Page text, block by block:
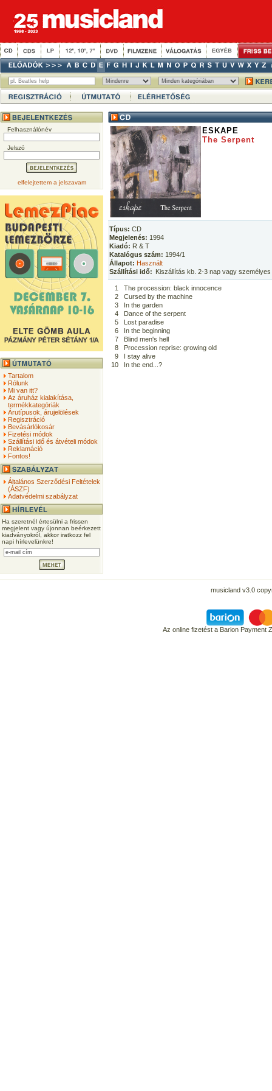
Felhasználónév
Jelszó
elfelejtettem a jelszavam
Tartalom
Rólunk
Mi van itt?
Az áruház kialakítása,
termékkategóriák
Árutípusok, árujelölések
Regisztráció
Bevásárlókosár
Fizetési módok
Szállítási idő és átvételi módok
Reklamáció
Fontos!
Általános Szerződési Feltételek
(ÁSZF)
Adatvédelmi szabályzat
Ha szeretnél értesülni a frissen
megjelent vagy újonnan beérkezett
kiadványokról, akkor iratkozz fel
napi hírlevelünkre!
ESKAPE
The Serpent
Típus: CD
Megjelenés: 1994
Kiadó: R & T
Katalógus szám: 1994/1
Állapot: Használt
Szállítási idő: Kiszállítás kb. 2-3 nap vagy
1
The procession: black innocence
2
Cursed by the machine
3
In the garden
4
Dance of the serpent
5
Lost paradise
6
In the beginning
7
Blind men's hell
8
Procession reprise: growing old
9
I stay alive
10
In the end...?
musicland v3.0
Az online fizetést a Barion Payment